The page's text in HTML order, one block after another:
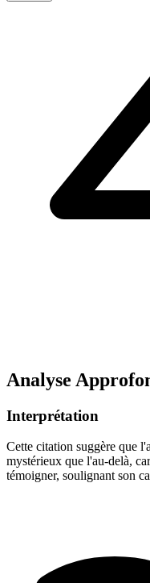
Analyse
Interprétation
Cette citation suggère que
mystérieux que l'au-delà,
témoigner, soulignant son